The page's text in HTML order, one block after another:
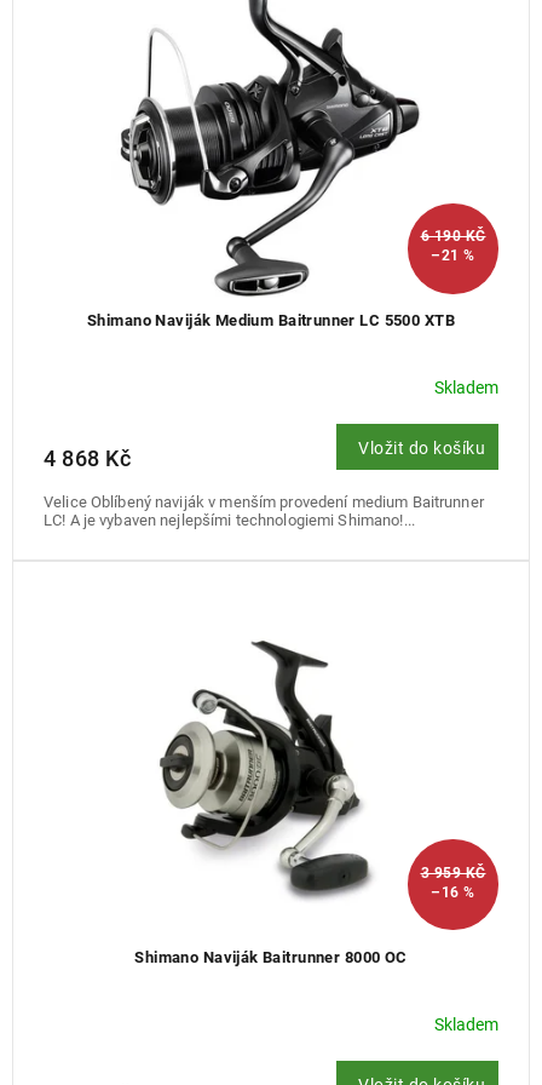
6 190 KČ
–21 %
Shimano Naviják Medium Baitrunner LC 5500 XTB
Skladem
4 868 Kč Vložit do košíku
Velice Oblíbený naviják v menším provedení medium Baitrunner
LC! A je vybaven nejlepšími technologiemi Shimano!...
3 959 KČ
–16 %
Shimano Naviják Baitrunner 8000 OC
Skladem